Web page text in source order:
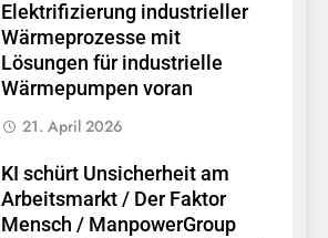
Elektrifizierung industrieller
Wärmeprozesse mit
Lösungen für industrielle
Wärmepumpen voran
21. April 2026
KI schürt Unsicherheit am
Arbeitsmarkt / Der Faktor
Mensch / ManpowerGroup